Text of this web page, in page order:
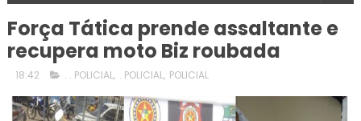
Força Tática prende assaltante e
recupera moto Biz roubada
18:42 . . POLICIAL, . POLICIAL, POLICIAL